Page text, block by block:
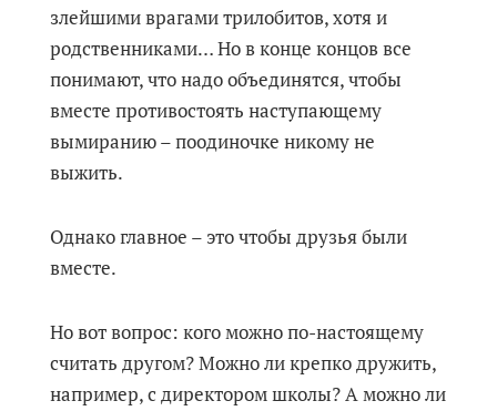
злейшими врагами трилобитов, хотя и
родственниками… Но в конце концов все
понимают, что надо объединятся, чтобы
вместе противостоять наступающему
вымиранию – поодиночке никому не
выжить.
Однако главное – это чтобы друзья были
вместе.
Но вот вопрос: кого можно по-настоящему
считать другом? Можно ли крепко дружить,
например, с директором школы? А можно ли